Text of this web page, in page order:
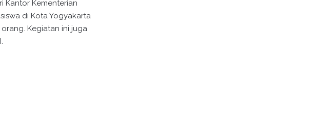
Kantor Kementerian
di Kota Yogyakarta
Kegiatan ini juga